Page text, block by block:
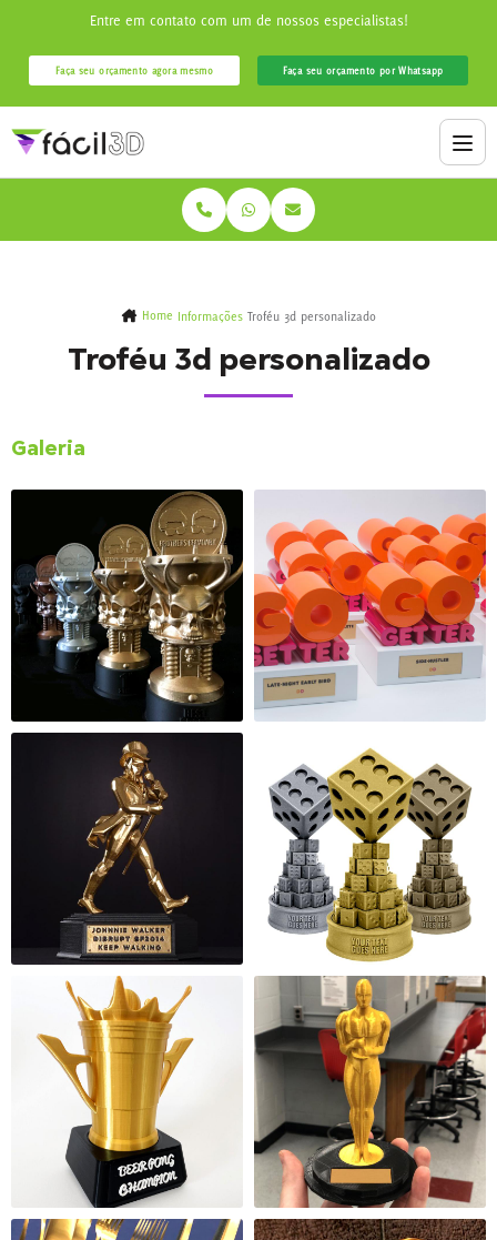
Entre em contato com um de nossos especialistas!
Faça seu orçamento agora mesmo Faça seu orçamento por Whatsapp
Home Informações Troféu 3d personalizado
Troféu 3d personalizado
Galeria